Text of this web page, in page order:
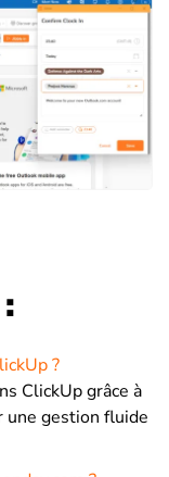
?
ClickUp grâce à
une gestion fluide